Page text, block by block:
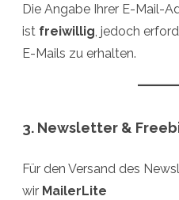
Die Angabe Ihrer E-Mail-
ist freiwillig, jedoch
E-Mails zu erhalten.
3. Newsletter &
Für den Versand des
wir MailerLite